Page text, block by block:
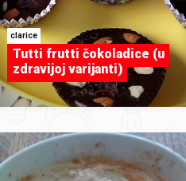
clarice
Tutti frutti čokoladice (u
zdravijoj varijanti)